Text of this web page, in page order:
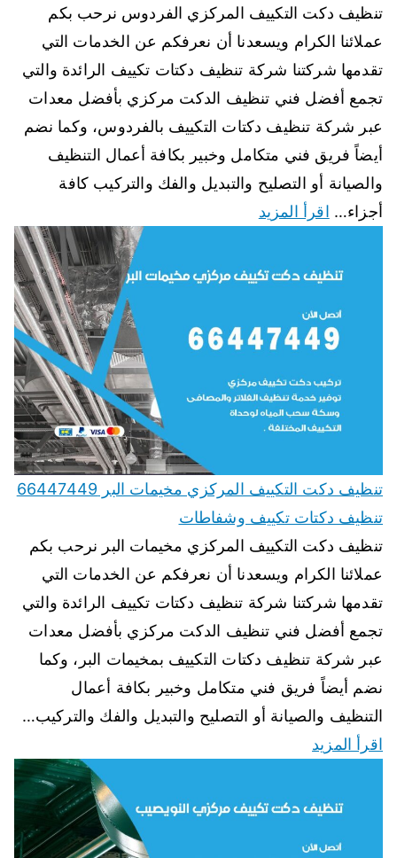
تنظيف دكت التكييف المركزي الفردوس نرحب بكم
عملائنا الكرام ويسعدنا أن نعرفكم عن الخدمات التي
تقدمها شركتنا شركة تنظيف دكتات تكييف الرائدة والتي
تجمع أفضل فني تنظيف الدكت مركزي بأفضل معدات
عبر شركة تنظيف دكتات التكييف بالفردوس، وكما نضم
أيضاً فريق فني متكامل وخبير بكافة أعمال التنظيف
والصيانة أو التصليح والتبديل والفك والتركيب كافة
أجزاء… اقرأ المزيد
تنظيف دكت التكييف المركزي مخيمات البر 66447449
تنظيف دكتات تكييف وشفاطات
تنظيف دكت التكييف المركزي مخيمات البر نرحب بكم
عملائنا الكرام ويسعدنا أن نعرفكم عن الخدمات التي
تقدمها شركتنا شركة تنظيف دكتات تكييف الرائدة والتي
تجمع أفضل فني تنظيف الدكت مركزي بأفضل معدات
عبر شركة تنظيف دكتات التكييف بمخيمات البر، وكما
نضم أيضاً فريق فني متكامل وخبير بكافة أعمال
التنظيف والصيانة أو التصليح والتبديل والفك والتركيب…
اقرأ المزيد